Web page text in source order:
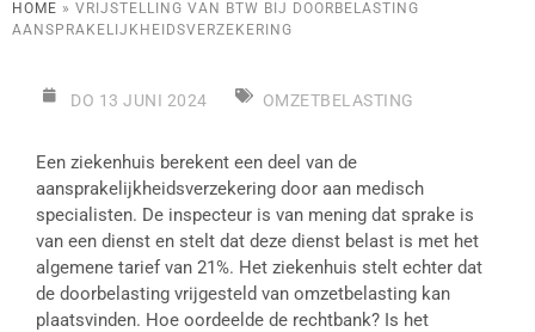
HOME » VRIJSTELLING VAN BTW BIJ DOORBELASTING
AANSPRAKELIJKHEIDSVERZEKERING
DO 13 JUNI 2024 OMZETBELASTING
Een ziekenhuis berekent een deel van de
aansprakelijkheidsverzekering door aan medisch
specialisten. De inspecteur is van mening dat sprake is
van een dienst en stelt dat deze dienst belast is met het
algemene tarief van 21%. Het ziekenhuis stelt echter dat
de doorbelasting vrijgesteld van omzetbelasting kan
plaatsvinden. Hoe oordeelde de rechtbank? Is het